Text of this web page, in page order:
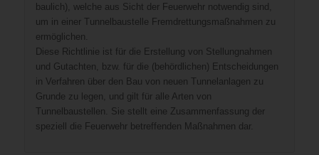
baulich), welche aus Sicht der Feuerwehr notwendig sind,
um in einer Tunnelbaustelle Fremdrettungsmaßnahmen zu
ermöglichen.
Diese Richtlinie ist für die Erstellung von Stellungnahmen
und Gutachten, bzw. für die (behördlichen) Entscheidungen
in Verfahren über den Bau von neuen Tunnelanlagen zu
Grunde zu legen, und gilt für alle Arten von
Tunnelbaustellen. Sie stellt eine Zusammenfassung der
speziell die Feuerwehr betreffenden Maßnahmen dar.